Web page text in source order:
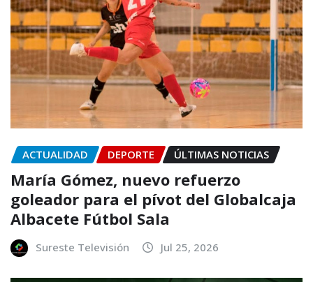
ACTUALIDAD DEPORTE ÚLTIMAS NOTICIAS
María Gómez, nuevo refuerzo
goleador para el pívot del Globalcaja
Albacete Fútbol Sala
Sureste Televisión Jul 25, 2026